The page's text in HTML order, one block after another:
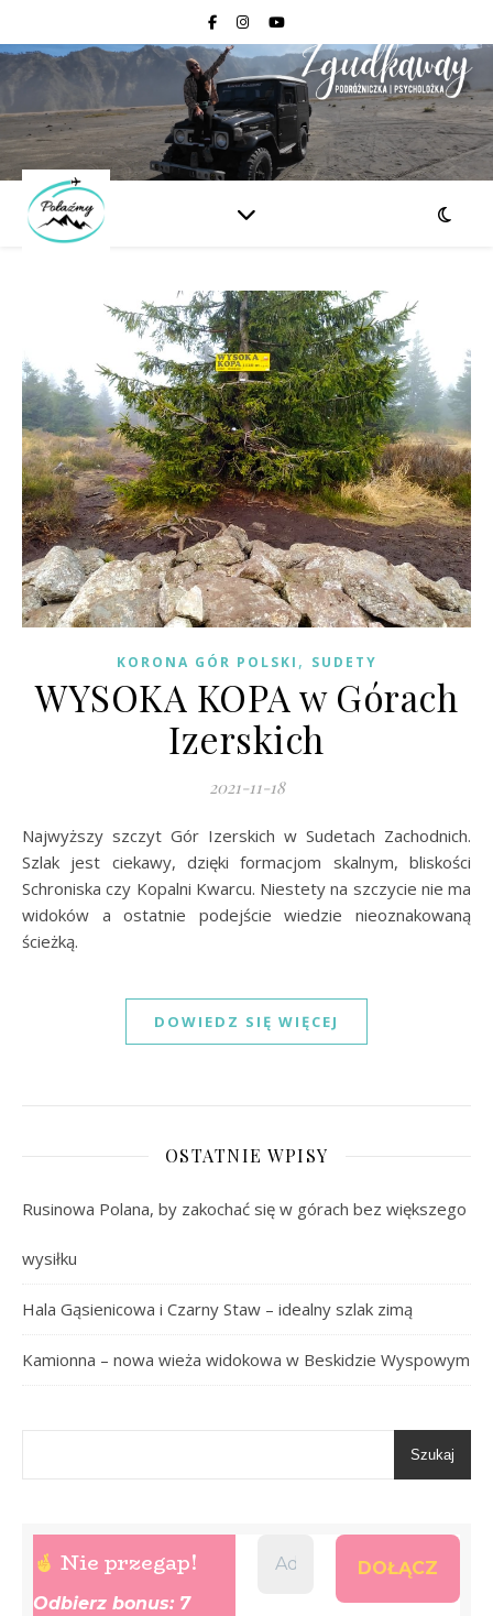
KORONA GÓR POLSKI , SUDETY
WYSOKA KOPA w Górach
Izerskich
2021-11-18
Najwyższy szczyt Gór Izerskich w Sudetach Zachodnich.
Szlak jest ciekawy, dzięki formacjom skalnym, bliskości
Schroniska czy Kopalni Kwarcu. Niestety na szczycie nie ma
widoków a ostatnie podejście wiedzie nieoznakowaną
ścieżką.
DOWIEDZ SIĘ WIĘCEJ
OSTATNIE WPISY
Rusinowa Polana, by zakochać się w górach bez większego
wysiłku
Hala Gąsienicowa i Czarny Staw – idealny szlak zimą
Kamionna – nowa wieża widokowa w Beskidzie Wyspowym
Szukaj
Nie przegap!
Odbierz bonus: 7